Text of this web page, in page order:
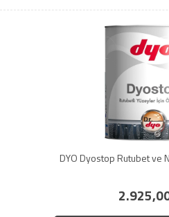
DYO Dyostop Rutubet ve